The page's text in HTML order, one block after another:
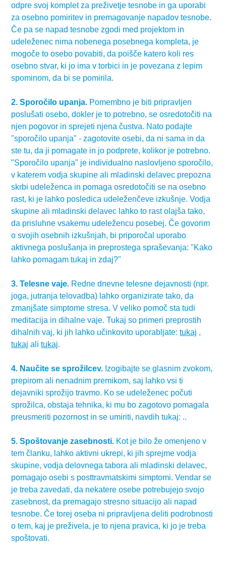
odpre svoj komplet za preživetje tesnobe in ga uporabi
za osebno pomiritev in premagovanje napadov tesnobe.
Če pa se napad tesnobe zgodi med projektom in
udeleženec nima nobenega posebnega kompleta, je
mogoče to osebo povabiti, da poišče katero koli res
osebno stvar, ki jo ima v torbici in je povezana z lepim
spominom, da bi se pomirila.
2. Sporočilo upanja. Pomembno je biti pripravljen
poslušati osebo, dokler je to potrebno, se osredotočiti na
njen pogovor in sprejeti njena čustva. Nato podajte
"sporočilo upanja" - zagotovite osebi, da ni sama in da
ste tu, da ji pomagate in jo podprete, kolikor je potrebno.
"Sporočilo upanja" je individualno naslovljeno sporočilo,
v katerem vodja skupine ali mladinski delavec prepozna
skrbi udeleženca in pomaga osredotočiti se na osebno
rast, ki je lahko posledica udeleženčeve izkušnje. Vodja
skupine ali mladinski delavec lahko to rast olajša tako,
da prisluhne vsakemu udeležencu posebej. Če govorim
o svojih osebnih izkušnjah, bi priporočal uporabo
aktivnega poslušanja in preprostega spraševanja: "Kako
lahko pomagam tukaj in zdaj?"
3. Telesne vaje. Redne dnevne telesne dejavnosti (npr.
joga, jutranja telovadba) lahko organizirate tako, da
zmanjšate simptome stresa. V veliko pomoč sta tudi
meditacija in dihalne vaje. Tukaj so primeri preprostih
dihalnih vaj, ki jih lahko učinkovito uporabljate:tukaj ,
tukaj alitukaj.
4. Naučite se sprožilcev. Izogibajte se glasnim zvokom,
prepirom ali nenadnim premikom, saj lahko vsi ti
dejavniki sprožijo travmo. Ko se udeleženec počuti
sprožilca, obstaja tehnika, ki mu bo zagotovo pomagala
preusmeriti pozornost in se umiriti, navdih tukaj: ..
5. Spoštovanje zasebnosti. Kot je bilo že omenjeno v
tem članku, lahko aktivni ukrepi, ki jih sprejme vodja
skupine, vodja delovnega tabora ali mladinski delavec,
pomagajo osebi s posttravmatskimi simptomi. Vendar se
je treba zavedati, da nekatere osebe potrebujejo svojo
zasebnost, da premagajo stresno situacijo ali napad
tesnobe. Če torej oseba ni pripravljena deliti podrobnosti
o tem, kaj je preživela, je to njena pravica, ki jo je treba
spoštovati.